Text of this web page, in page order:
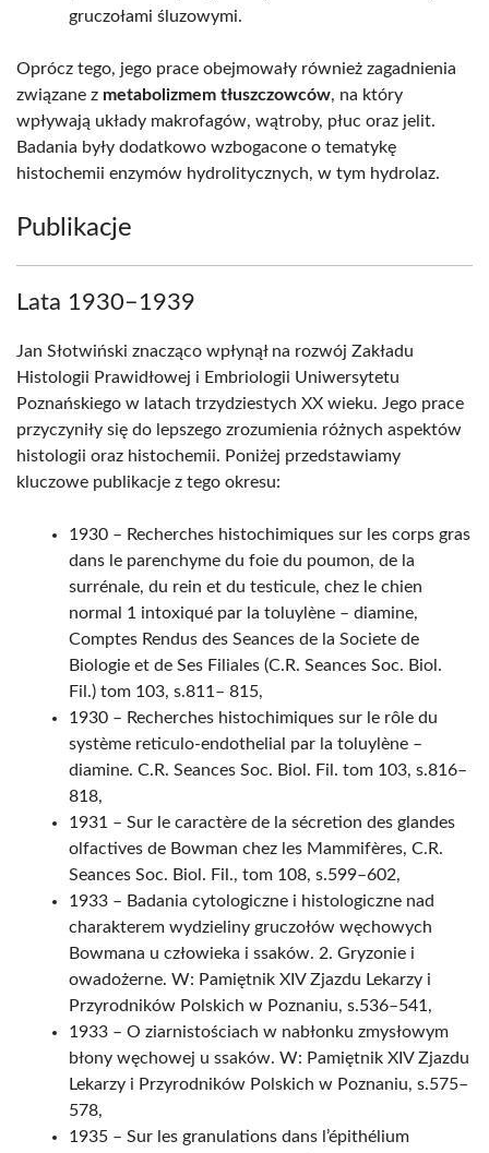
gruczołami śluzowymi.
Oprócz tego, jego prace obejmowały również zagadnienia
związane z metabolizmem tłuszczowców, na który
wpływają układy makrofagów, wątroby, płuc oraz jelit.
Badania były dodatkowo wzbogacone o tematykę
histochemii enzymów hydrolitycznych, w tym hydrolaz.
Publikacje
Lata 1930–1939
Jan Słotwiński znacząco wpłynął na rozwój Zakładu
Histologii Prawidłowej i Embriologii Uniwersytetu
Poznańskiego w latach trzydziestych XX wieku. Jego prace
przyczyniły się do lepszego zrozumienia różnych aspektów
histologii oraz histochemii. Poniżej przedstawiamy
kluczowe publikacje z tego okresu:
1930 – Recherches histochimiques sur les corps gras
dans le parenchyme du foie du poumon, de la
surrénale, du rein et du testicule, chez le chien
normal 1 intoxiqué par la toluylène – diamine,
Comptes Rendus des Seances de la Societe de
Biologie et de Ses Filiales (C.R. Seances Soc. Biol.
Fil.) tom 103, s.811– 815,
1930 – Recherches histochimiques sur le rôle du
système reticulo-endothelial par la toluylène –
diamine. C.R. Seances Soc. Biol. Fil. tom 103, s.816–
818,
1931 – Sur le caractère de la sécretion des glandes
olfactives de Bowman chez les Mammifères, C.R.
Seances Soc. Biol. Fil., tom 108, s.599–602,
1933 – Badania cytologiczne i histologiczne nad
charakterem wydzieliny gruczołów węchowych
Bowmana u człowieka i ssaków. 2. Gryzonie i
owadożerne. W: Pamiętnik XIV Zjazdu Lekarzy i
Przyrodników Polskich w Poznaniu, s.536–541,
1933 – O ziarnistościach w nabłonku zmysłowym
błony węchowej u ssaków. W: Pamiętnik XIV Zjazdu
Lekarzy i Przyrodników Polskich w Poznaniu, s.575–
578,
1935 – Sur les granulations dans l’épithélium